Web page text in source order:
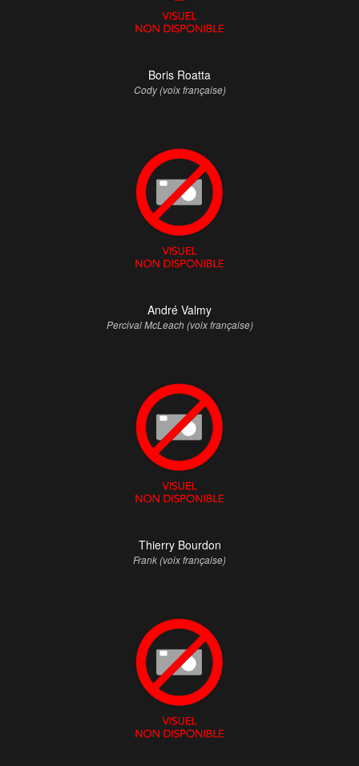
Boris Roatta
Cody (voix française)
André Valmy
Percival McLeach (voix française)
Thierry Bourdon
Frank (voix française)